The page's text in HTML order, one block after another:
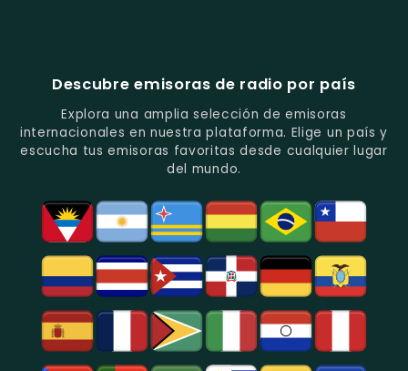
Música
Del
Recuerdo
En
Quito.
Estación
De
Los
Deportes
En
Guayaquil.
Populares
Y
Folclore
En
Azogues.
Descubre emisoras de radio por país
Explora una amplia selección de emisoras
internacionales en nuestra plataforma. Elige un país y
escucha tus emisoras favoritas desde cualquier lugar
del mundo.